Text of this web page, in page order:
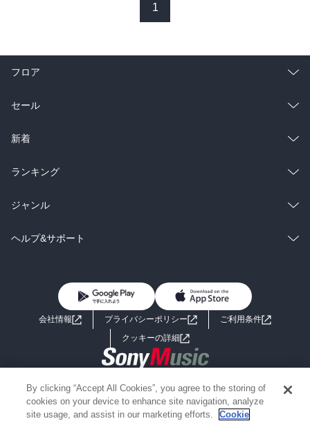
1
フロア
総合
ラノベ
雑誌・グラビア
BL・TL
セール
総合
ラノベ
雑誌・グラビア
BL・TL
新着
総合
ラノベ
雑誌・グラビア
ランキング
総合
ラノベ
ジャンル
コミック
ライトノベル 男子向けラノベ
小説
海外小説
ミステリー SF
ヘルプ&サポート
よくあるご質問 お問い合わせ
会社情報 プライバシーポリシー
ご利用条件
クッキーの詳細
Copyright 2017 - 2026 Sony Music Entertainment(Japan) Inc.
Information on the site is for the Japan domestic market only
powered by
By clicking “Accept All Cookies”, you agree to the storing of
cookies on your device to enhance site navigation, analyze
site usage, and assist in our marketing efforts.
Cookie